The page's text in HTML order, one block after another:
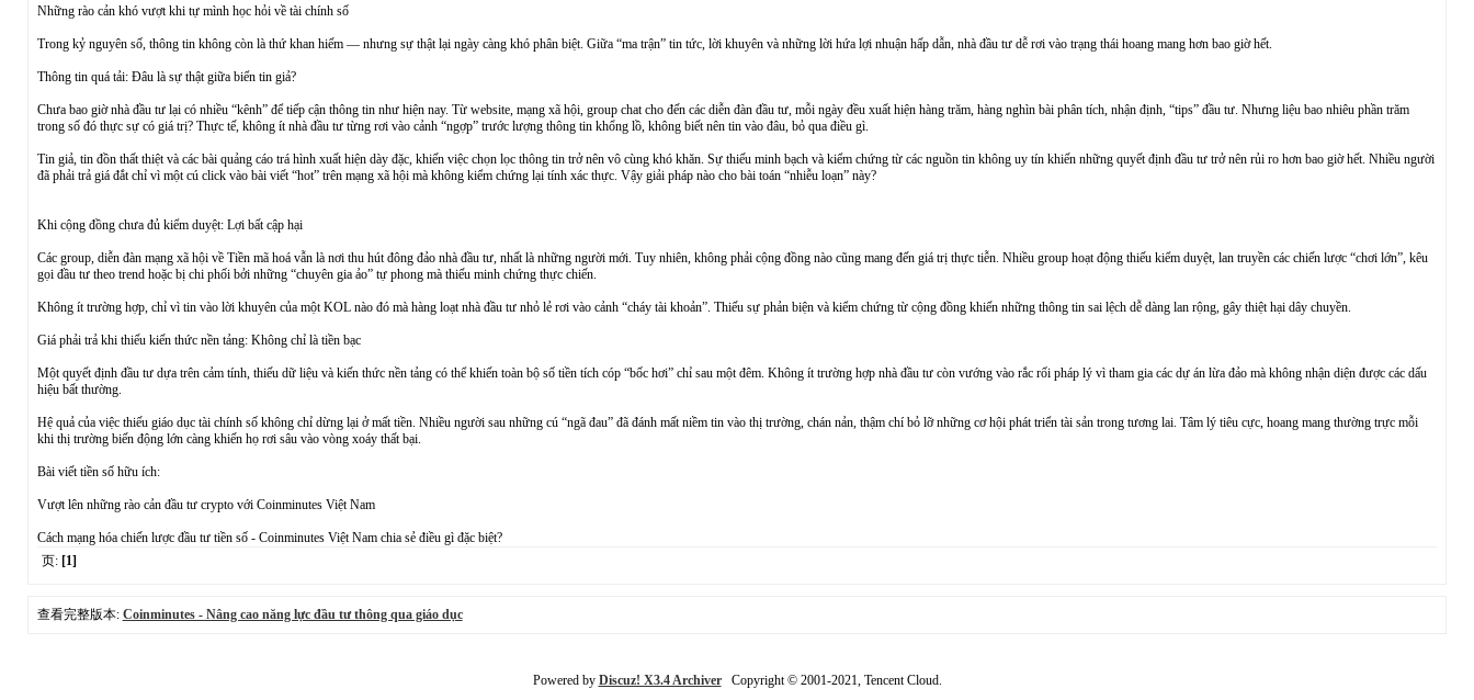
Những rào cản khó vượt khi tự mình học hỏi về tài chính số
Trong kỷ nguyên số, thông tin không còn là thứ khan hiếm — nhưng sự thật lại ngày càng khó phân biệt. Giữa “ma trận” tin tức, lời khuyên và những lời hứa lợi nhuận hấp dẫn, nhà đầu tư dễ rơi vào trạng thái hoang mang hơn bao giờ hết.
Thông tin quá tải: Đâu là sự thật giữa biển tin giả?
Chưa bao giờ nhà đầu tư lại có nhiều “kênh” để tiếp cận thông tin như hiện nay. Từ website, mạng xã hội, group chat cho đến các diễn đàn đầu tư, mỗi ngày đều xuất hiện hàng trăm, hàng nghìn bài phân tích, nhận định, “tips” đầu tư. Nhưng liệu bao nhiêu phần trăm
trong số đó thực sự có giá trị? Thực tế, không ít nhà đầu tư từng rơi vào cảnh “ngợp” trước lượng thông tin khổng lồ, không biết nên tin vào đâu, bỏ qua điều gì.
Tin giả, tin đồn thất thiệt và các bài quảng cáo trá hình xuất hiện dày đặc, khiến việc chọn lọc thông tin trở nên vô cùng khó khăn. Sự thiếu minh bạch và kiểm chứng từ các nguồn tin không uy tín khiến những quyết định đầu tư trở nên rủi ro hơn bao giờ hết. Nhiều người
đã phải trả giá đắt chỉ vì một cú click vào bài viết “hot” trên mạng xã hội mà không kiểm chứng lại tính xác thực. Vậy giải pháp nào cho bài toán “nhiễu loạn” này?
Khi cộng đồng chưa đủ kiểm duyệt: Lợi bất cập hại
Các group, diễn đàn mạng xã hội về Tiền mã hoá vẫn là nơi thu hút đông đảo nhà đầu tư, nhất là những người mới. Tuy nhiên, không phải cộng đồng nào cũng mang đến giá trị thực tiễn. Nhiều group hoạt động thiếu kiểm duyệt, lan truyền các chiến lược “chơi lớn”, kêu
gọi đầu tư theo trend hoặc bị chi phối bởi những “chuyên gia ảo” tự phong mà thiếu minh chứng thực chiến.
Không ít trường hợp, chỉ vì tin vào lời khuyên của một KOL nào đó mà hàng loạt nhà đầu tư nhỏ lẻ rơi vào cảnh “cháy tài khoản”. Thiếu sự phản biện và kiểm chứng từ cộng đồng khiến những thông tin sai lệch dễ dàng lan rộng, gây thiệt hại dây chuyền.
Giá phải trả khi thiếu kiến thức nền tảng: Không chỉ là tiền bạc
Một quyết định đầu tư dựa trên cảm tính, thiếu dữ liệu và kiến thức nền tảng có thể khiến toàn bộ số tiền tích cóp “bốc hơi” chỉ sau một đêm. Không ít trường hợp nhà đầu tư còn vướng vào rắc rối pháp lý vì tham gia các dự án lừa đảo mà không nhận diện được các dấu
hiệu bất thường.
Hệ quả của việc thiếu giáo dục tài chính số không chỉ dừng lại ở mất tiền. Nhiều người sau những cú “ngã đau” đã đánh mất niềm tin vào thị trường, chán nản, thậm chí bỏ lỡ những cơ hội phát triển tài sản trong tương lai. Tâm lý tiêu cực, hoang mang thường trực mỗi
khi thị trường biến động lớn càng khiến họ rơi sâu vào vòng xoáy thất bại.
Bài viết tiền số hữu ích:
Vượt lên những rào cản đầu tư crypto với Coinminutes Việt Nam
Cách mạng hóa chiến lược đầu tư tiền số - Coinminutes Việt Nam chia sẻ điều gì đặc biệt?
页: [1]
查看完整版本: Coinminutes - Nâng cao năng lực đầu tư thông qua giáo dục
Powered by Discuz! X3.4 ArchiverCopyright © 2001-2021, Tencent Cloud.